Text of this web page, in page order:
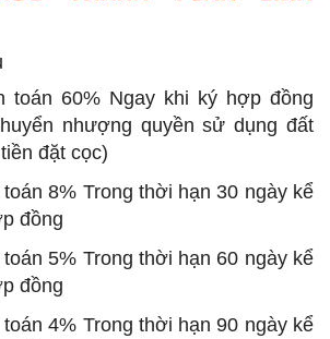
toán 60% Ngay khi ký hợp đồng
nhượng quyền sử dụng đất
đặt cọc)
8% Trong thời hạn 30 ngày kể
đồng
5% Trong thời hạn 60 ngày kể
đồng
4% Trong thời hạn 90 ngày kể